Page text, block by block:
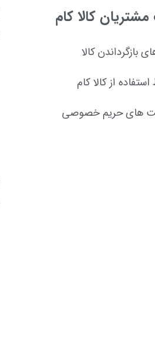
کالا کام
بازگرداندن کالا
از کالا کام
های حریم خصوصی